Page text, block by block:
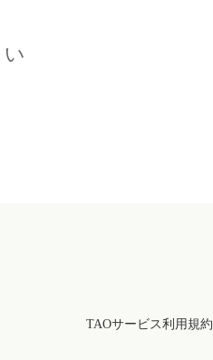
TAOサービス利用規約